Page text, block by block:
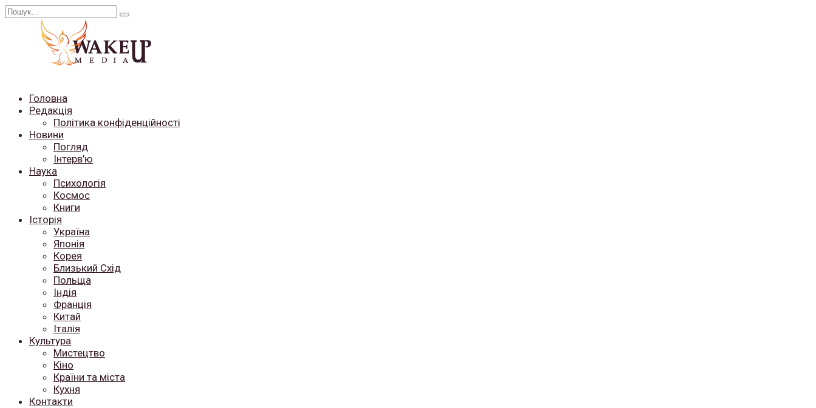
Перейти
Search
Головна
Редакція
Політика конфіденційності
Новини
Погляд
Інтерв’ю
Наука
Психологія
Космос
Книги
Історія
Україна
Японія
Корея
Близький Схід
Польща
Індія
Франція
Китай
Італія
Культура
Мистецтво
Кіно
Країни та міста
Кухня
Контакти